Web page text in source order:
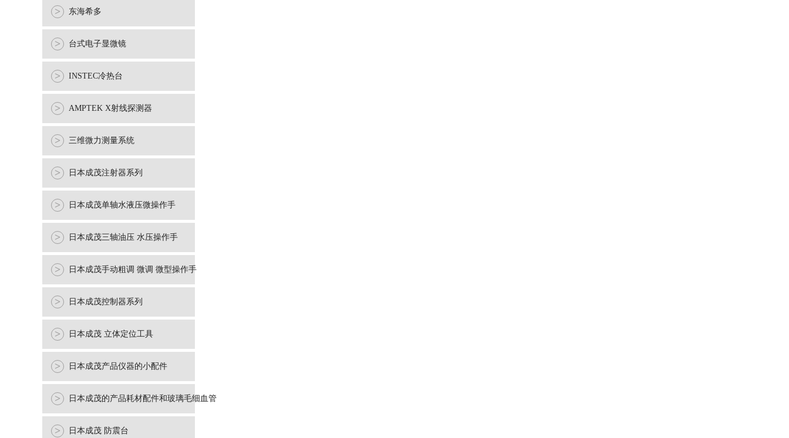
> 东海希多
> 台式电子显微镜
> INSTEC冷热台
> AMPTEK X射线探测器
> 三维微力测量系统
> 日本成茂注射器系列
> 日本成茂单轴水液压微操作手
> 日本成茂三轴油压 水压操作手
> 日本成茂手动粗调 微调 微型操作手
> 日本成茂控制器系列
> 日本成茂 立体定位工具
> 日本成茂产品仪器的小配件
> 日本成茂的产品耗材配件和玻璃毛细血管
> 日本成茂 防震台